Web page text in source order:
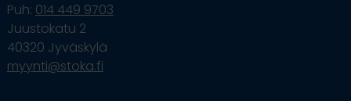
Puh: 014 449 9703
Juustokatu 2
40320 Jyväskylä
myynti@stoka.fi